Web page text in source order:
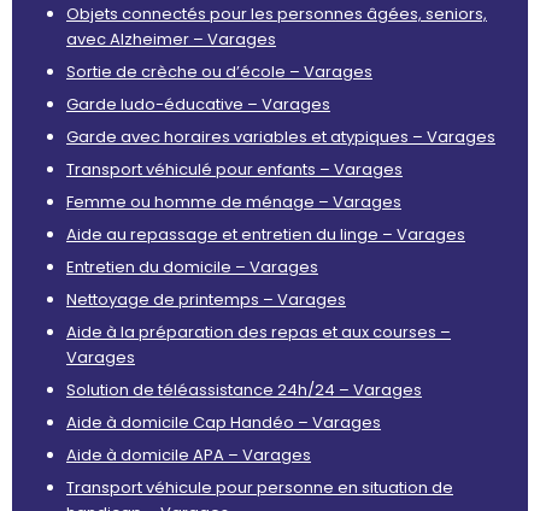
Objets connectés pour les personnes âgées, seniors,
avec Alzheimer – Varages
Sortie de crèche ou d’école – Varages
Garde ludo-éducative – Varages
Garde avec horaires variables et atypiques – Varages
Transport véhiculé pour enfants – Varages
Femme ou homme de ménage – Varages
Aide au repassage et entretien du linge – Varages
Entretien du domicile – Varages
Nettoyage de printemps – Varages
Aide à la préparation des repas et aux courses –
Varages
Solution de téléassistance 24h/24 – Varages
Aide à domicile Cap Handéo – Varages
Aide à domicile APA – Varages
Transport véhicule pour personne en situation de